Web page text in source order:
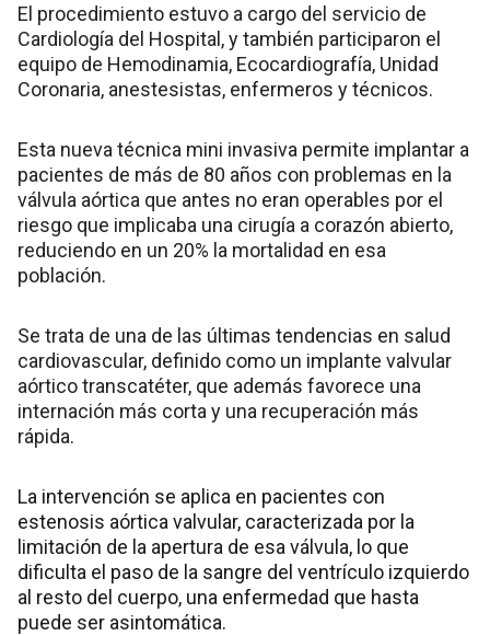
El procedimiento estuvo a cargo del servicio de
Cardiología del Hospital, y también participaron el
equipo de Hemodinamia, Ecocardiografía, Unidad
Coronaria, anestesistas, enfermeros y técnicos.
Esta nueva técnica mini invasiva permite implantar a
pacientes de más de 80 años con problemas en la
válvula aórtica que antes no eran operables por el
riesgo que implicaba una cirugía a corazón abierto,
reduciendo en un 20% la mortalidad en esa
población.
Se trata de una de las últimas tendencias en salud
cardiovascular, definido como un implante valvular
aórtico transcatéter, que además favorece una
internación más corta y una recuperación más
rápida.
La intervención se aplica en pacientes con
estenosis aórtica valvular, caracterizada por la
limitación de la apertura de esa válvula, lo que
dificulta el paso de la sangre del ventrículo izquierdo
al resto del cuerpo, una enfermedad que hasta
puede ser asintomática.